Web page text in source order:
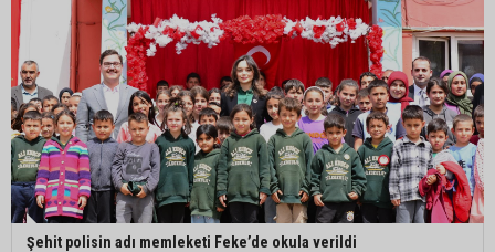
Şehit polisin adı memleketi Feke’de okula verildi